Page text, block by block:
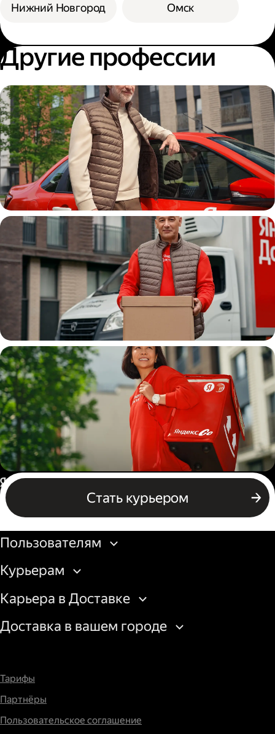
Нижний Новгород Омск
Другие профессии
Автокурьер
Водитель
грузовой машины
Пеший курьер
Стать курьером
Россия
Бизнесу
Пользователям
Курьерам
Карьера в Доставке
Доставка в вашем городе
Тарифы
Партнёры
Пользовательское соглашение